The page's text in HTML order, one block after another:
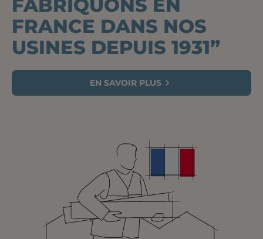
FABRIQUONS EN
FRANCE DANS NOS
USINES DEPUIS 1931”
EN SAVOIR PLUS